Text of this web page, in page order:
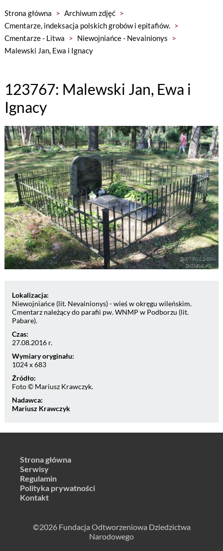
Strona główna > Archiwum zdjęć >
Cmentarze, indeksacja polskich grobów i epitafiów. >
Cmentarze - Litwa > Niewojniańce - Nevainionys >
Malewski Jan, Ewa i Ignacy
123767: Malewski Jan, Ewa i
Ignacy
Lokalizacja:
Niewojniańce (lit. Nevainionys) - wieś w okręgu wileńskim.
Cmentarz należący do parafii pw. WNMP w Podborzu (lit.
Pabare).
Czas:
27.08.2016 r.
Wymiary oryginału:
1024 x 683
Źródło:
Foto © Mariusz Krawczyk.
Nadawca:
Mariusz Krawczyk
Strona główna
Serwisy
Regulamin
Polityka prywatności
Kontakt
©2026 Fundacja Odtworzeniowa Dziedzictwa
Narodowego